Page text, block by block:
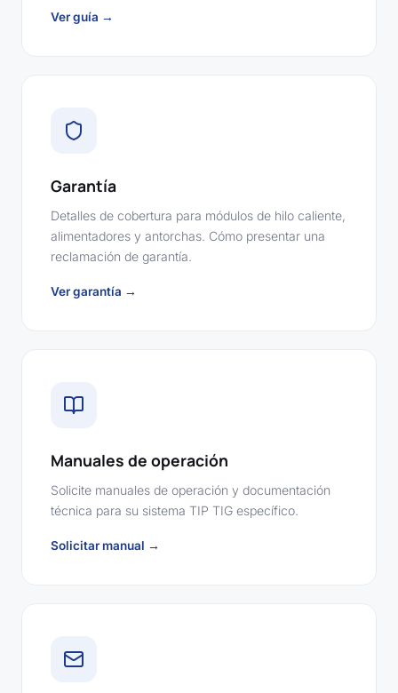
Ver guía →
Garantía
Detalles de cobertura para módulos de hilo caliente,
alimentadores y antorchas. Cómo presentar una
reclamación de garantía.
Ver garantía →
Manuales de operación
Solicite manuales de operación y documentación
técnica para su sistema TIP TIG específico.
Solicitar manual →